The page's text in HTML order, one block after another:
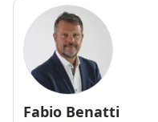
Fabio Benatti